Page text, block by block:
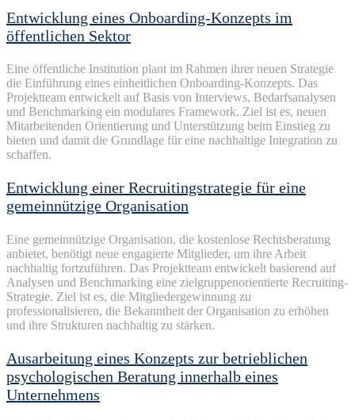
Entwicklung eines Onboarding-Konzepts im
öffentlichen Sektor
Eine öffentliche Institution plant im Rahmen ihrer neuen Strategie
die Einführung eines einheitlichen Onboarding-Konzepts. Das
Projektteam entwickelt auf Basis von Interviews, Bedarfsanalysen
und Benchmarking ein modulares Framework. Ziel ist es, neuen
Mitarbeitenden Orientierung und Unterstützung beim Einstieg zu
bieten und damit die Grundlage für eine nachhaltige Integration zu
schaffen.
Entwicklung einer Recruitingstrategie für eine
gemeinnützige Organisation
Eine gemeinnützige Organisation, die kostenlose Rechtsberatung
anbietet, benötigt neue engagierte Mitglieder, um ihre Arbeit
nachhaltig fortzuführen. Das Projektteam entwickelt basierend auf
Analysen und Benchmarking eine zielgruppenorientierte Recruiting-
Strategie. Ziel ist es, die Mitgliedergewinnung zu
professionalisieren, die Bekanntheit der Organisation zu erhöhen
und ihre Strukturen nachhaltig zu stärken.
Ausarbeitung eines Konzepts zur betrieblichen
psychologischen Beratung innerhalb eines
Unternehmens